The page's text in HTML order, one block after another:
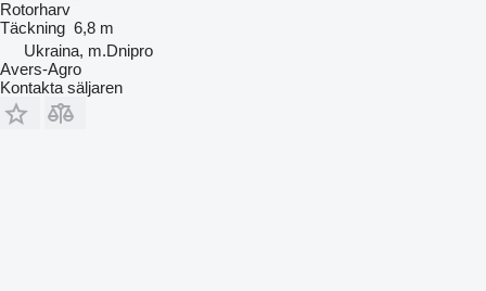
Rotorharv
Täckning 6,8 m
Ukraina, m.Dnipro
Avers-Agro
Kontakta säljaren